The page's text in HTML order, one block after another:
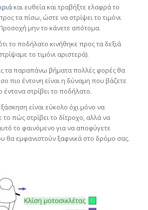
και ευθεία και τραβήξτε ελαφρά το
τα πίσω, ώστε να στρίψει το τιμόνι
μην το κάνετε απότομα.
το ποδήλατο κινήθηκε προς τα δεξιά
το τιμόνι αριστερά).
τα παραπάνω βήματα πολλές φορές θα
πιο έντονη είναι η δύναμη που βάζετε
έντονα στρίβει το ποδήλατο.
είναι εύκολο όχι μόνο να
το πώς στρίβει το δίτροχο, αλλά να
το φαινόμενο για να αποφύγετε
θα εμφανιστούν ξαφνικά στο δρόμο σας.